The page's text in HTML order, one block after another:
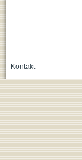
Kontakt